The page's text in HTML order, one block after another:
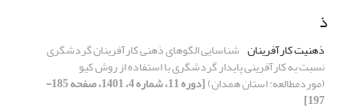
ذ
ذهنیت کارآفرینان شناسایی الگوهای ذهنی کارآفرینان گردشگری
نسبت به کارآفرینی پایدار گردشگری با استفاده از روش کیو
(موردمطالعه: استان همدان) [دوره 11، شماره 4، 1401، صفحه 185-
197]